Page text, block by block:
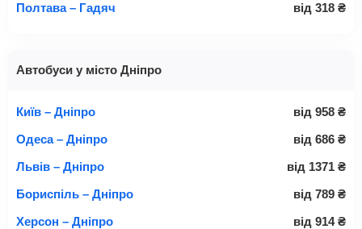
Полтава – Гадяч
від 318 ₴
Автобуси у місто Дніпро
Київ – Дніпро від 958 ₴
Одеса – Дніпро
від 686 ₴
Львів – Дніпро
від 1371 ₴
Бориспіль – Дніпро
від 789 ₴
Херсон – Дніпро
від 914 ₴